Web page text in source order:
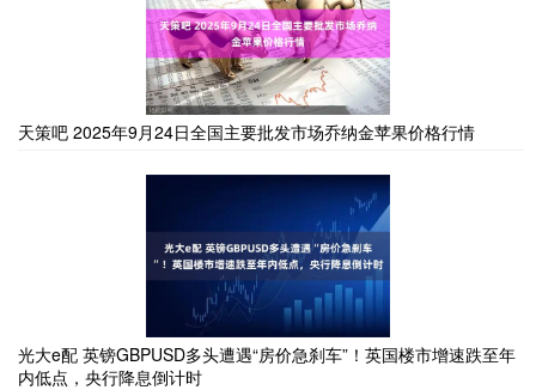
天策吧 2025年9月24日全国主要批发市场乔纳金苹果价格行情
光大e配 英镑GBPUSD多头遭遇“房价急刹车”！英国楼市增速跌至年
内低点，央行降息倒计时